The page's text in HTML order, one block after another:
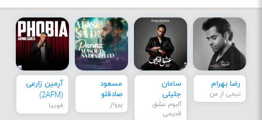
رضا بهرام
نیمی از من
سامان
جلیلی
آلبوم عشق
قدیمی
مسعود
صادقلو
پرواز
آرمین زارعی
(2AFM)
فوبیا